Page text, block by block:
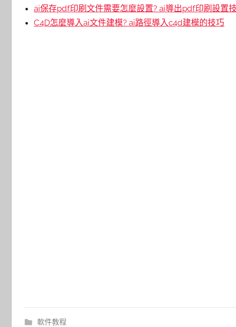
ai保存pdf印刷文件需要怎麼設置? ai導出pdf印刷設置
C4D怎麼導入ai文件建模? ai路徑導入c4d建模的技巧
軟件教程